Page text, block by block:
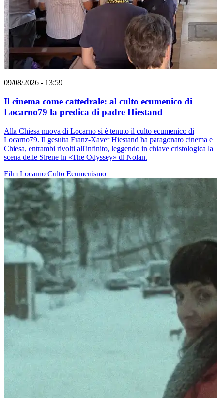
09/08/2026 - 13:59
Il cinema come cattedrale: al culto ecumenico di
Locarno79 la predica di padre Hiestand
Alla Chiesa nuova di Locarno si è tenuto il culto ecumenico di
Locarno79. Il gesuita Franz-Xaver Hiestand ha paragonato cinema e
Chiesa, entrambi rivolti all'infinito, leggendo in chiave cristologica la
scena delle Sirene in «The Odyssey» di Nolan.
Film Locarno Culto Ecumenismo